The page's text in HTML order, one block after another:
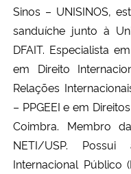
Sinos – UNISINOS,
sanduíche junto à
DFAIT. Especialista
em Direito
Relações
– PPGEEI e em
Coimbra. Membro
NETI/USP. Possui
Internacional Público